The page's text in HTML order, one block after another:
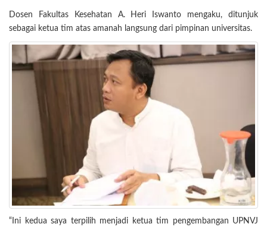
Dosen Fakultas Kesehatan A. Heri Iswanto mengaku, ditunjuk
sebagai ketua tim atas amanah langsung dari pimpinan universitas.
“Ini kedua saya terpilih menjadi ketua tim pengembangan UPNVJ